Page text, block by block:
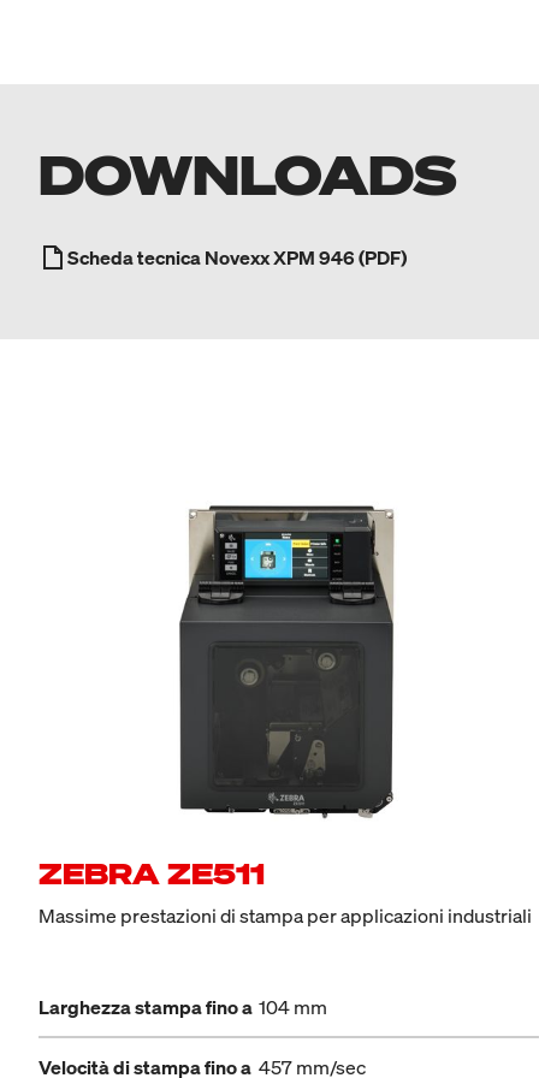
DOWNLOADS
Scheda tecnica Novexx XPM 946 (PDF)
ZEBRA ZE511
Massime prestazioni di stampa per applicazioni industriali
Larghezza stampa fino a 104 mm
Velocità di stampa fino a 457 mm/sec